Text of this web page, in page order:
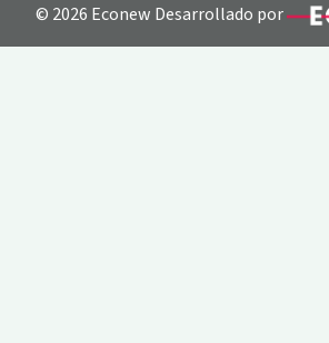
© 2026 Econew Desarrollado por